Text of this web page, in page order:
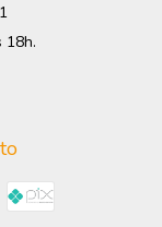
18h.